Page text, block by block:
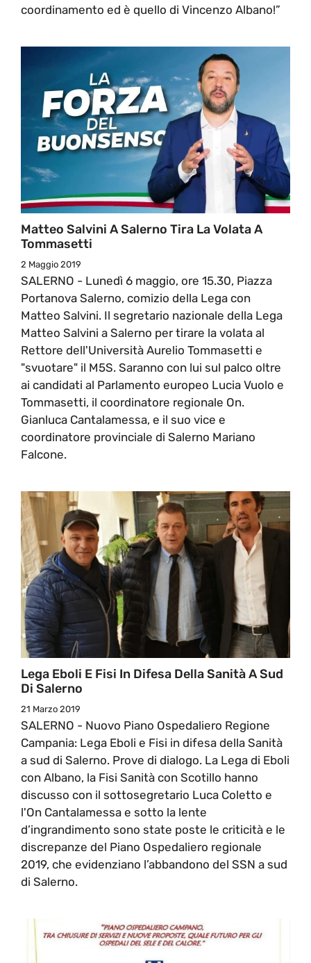
coordinamento ed è quello di Vincenzo Albano!”
Matteo Salvini A Salerno Tira La Volata A
Tommasetti
2 Maggio 2019
SALERNO - Lunedì 6 maggio, ore 15.30, Piazza
Portanova Salerno, comizio della Lega con
Matteo Salvini. Il segretario nazionale della Lega
Matteo Salvini a Salerno per tirare la volata al
Rettore dell'Università Aurelio Tommasetti e
"svuotare" il M5S. Saranno con lui sul palco oltre
ai candidati al Parlamento europeo Lucia Vuolo e
Tommasetti, il coordinatore regionale On.
Gianluca Cantalamessa, e il suo vice e
coordinatore provinciale di Salerno Mariano
Falcone.
Lega Eboli E Fisi In Difesa Della Sanità A Sud
Di Salerno
21 Marzo 2019
SALERNO - Nuovo Piano Ospedaliero Regione
Campania: Lega Eboli e Fisi in difesa della Sanità
a sud di Salerno. Prove di dialogo. La Lega di Eboli
con Albano, la Fisi Sanità con Scotillo hanno
discusso con il sottosegretario Luca Coletto e
l'On Cantalamessa e sotto la lente
d’ingrandimento sono state poste le criticità e le
discrepanze del Piano Ospedaliero regionale
2019, che evidenziano l’abbandono del SSN a sud
di Salerno.